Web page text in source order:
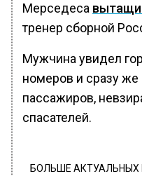
Мерседеса
тренер сборной
Мужчина увидел
номеров и сразу же
пассажиров,
спасателей.
БОЛЬШЕ АКТУАЛЬНЫХ